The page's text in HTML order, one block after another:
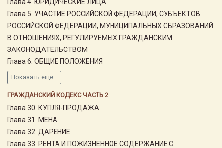
Глава 4. ЮРИДИЧЕСКИЕ ЛИЦА
Глава 5. УЧАСТИЕ РОССИЙСКОЙ ФЕДЕРАЦИИ, СУБЪЕКТОВ
РОССИЙСКОЙ ФЕДЕРАЦИИ, МУНИЦИПАЛЬНЫХ ОБРАЗОВАНИЙ
В ОТНОШЕНИЯХ, РЕГУЛИРУЕМЫХ ГРАЖДАНСКИМ
ЗАКОНОДАТЕЛЬСТВОМ
Глава 6. ОБЩИЕ ПОЛОЖЕНИЯ
Показать ещё...
ГРАЖДАНСКИЙ КОДЕКС ЧАСТЬ 2
Глава 30. КУПЛЯ-ПРОДАЖА
Глава 31. МЕНА
Глава 32. ДАРЕНИЕ
Глава 33. РЕНТА И ПОЖИЗНЕННОЕ СОДЕРЖАНИЕ С